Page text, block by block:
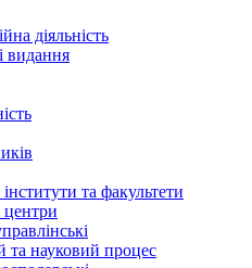
діяльність
видання
та факультети
центри
та науковий процес